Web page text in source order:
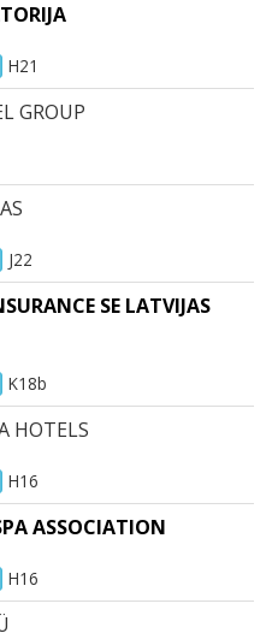
H21
GROUP
J22
SE LATVIJAS
K18b
HOTELS
H16
ASSOCIATION
H16